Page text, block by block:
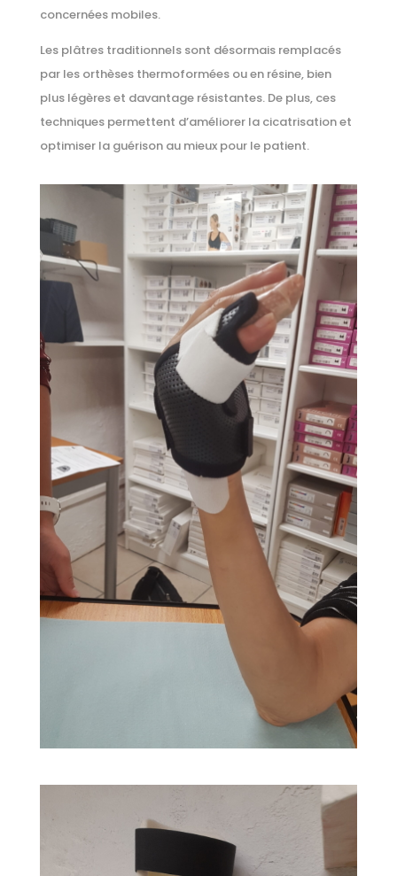
concernées mobiles.
Les plâtres traditionnels sont désormais remplacés
par les orthèses thermoformées ou en résine, bien
plus légères et davantage résistantes. De plus, ces
techniques permettent d’améliorer la cicatrisation et
optimiser la guérison au mieux pour le patient.